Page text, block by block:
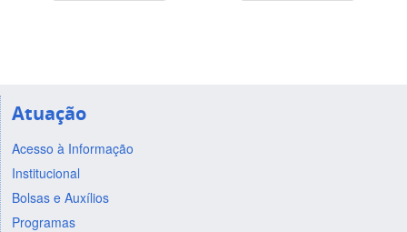
Atuação
Acesso à Informação
Institucional
Bolsas e Auxílios
Programas